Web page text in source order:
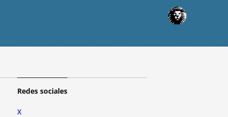
Redes sociales
X